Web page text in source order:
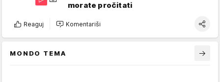
morate pročitati
Reaguj Komentariši
MONDO TEMA